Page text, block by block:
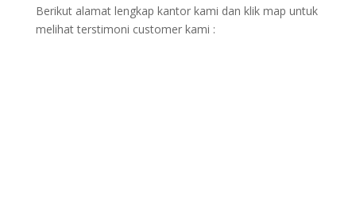
Berikut alamat lengkap kantor kami dan klik map untuk
melihat terstimoni customer kami :